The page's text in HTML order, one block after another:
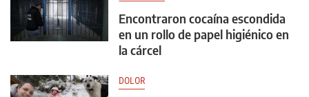
Encontraron cocaína escondida
en un rollo de papel higiénico en
la cárcel
DOLOR